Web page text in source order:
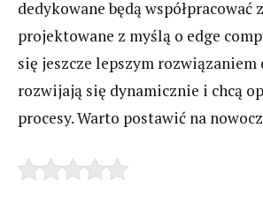
dedykowane będą współpracować
projektowane z myślą o edge
się jeszcze lepszym
rozwijają się dynamicznie i chcą
procesy. Warto postawić na